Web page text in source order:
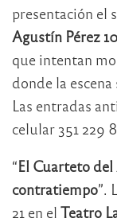
presentación el
Agustín Pérez
que intentan
donde la
Las entradas
celular 351 229
“El Cuarteto
contratiempo”.
21 en el Teatro